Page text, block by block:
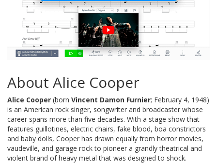
About Alice Cooper
Alice Cooper (born Vincent Damon Furnier; February 4, 1948)
is an American rock singer, songwriter and broadcaster whose
career spans more than five decades. With a stage show that
features guillotines, electric chairs, fake blood, boa constrictors
and baby dolls, Cooper has drawn equally from horror movies,
vaudeville, and garage rock to pioneer a grandly theatrical and
violent brand of heavy metal that was designed to shock.